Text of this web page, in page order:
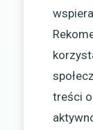
treści